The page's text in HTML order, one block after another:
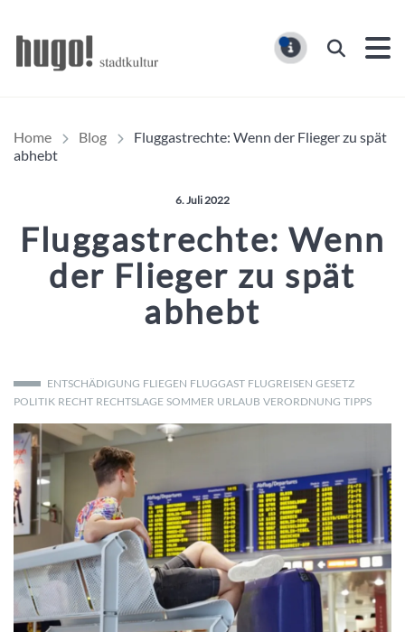
Suchen
Home Blog
Fluggastrechte: Wenn der Flieger zu spät
abhebt
Veröffentlicht am:
6. Juli 2022
Fluggastrechte: Wenn
der Flieger zu spät
abhebt
ENTSCHÄDIGUNG FLIEGEN FLUGGAST FLUGREISEN GESETZ
POLITIK RECHT RECHTSLAGE SOMMER URLAUB VERORDNUNG TIPPS